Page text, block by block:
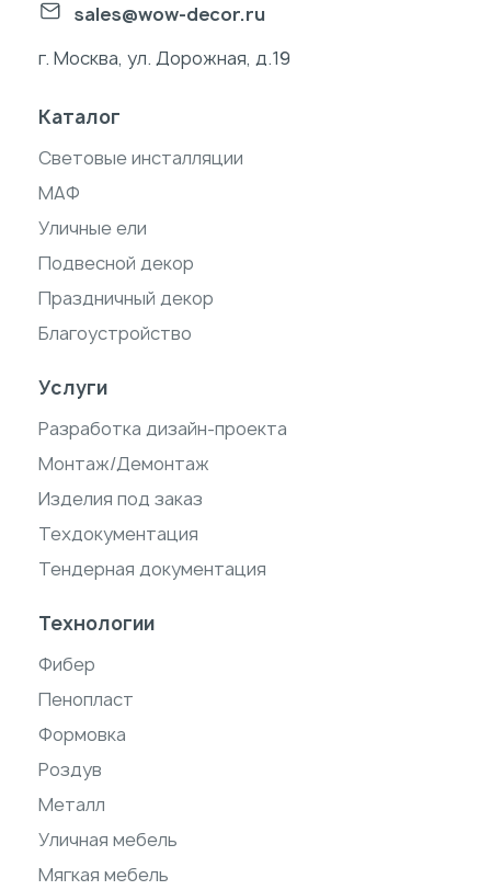
sales@wow-decor.ru
г. Москва, ул. Дорожная, д.19
Каталог
Световые инсталляции
МАФ
Уличные ели
Подвесной декор
Праздничный декор
Благоустройство
Услуги
Разработка дизайн-проекта
Монтаж/Демонтаж
Изделия под заказ
Техдокументация
Тендерная документация
Технологии
Фибер
Пенопласт
Формовка
Роздув
Металл
Уличная мебель
Мягкая мебель